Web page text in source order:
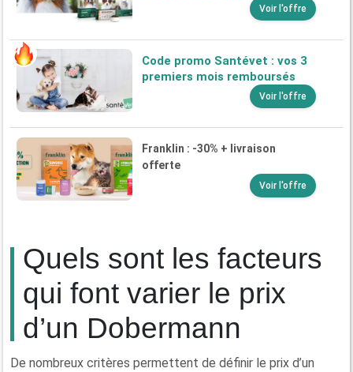
Voir l'offre
Code promo Santévet : vos 3
premiers mois remboursés
Voir l'offre
Franklin : -30% + livraison
offerte
Voir l'offre
Quels sont les facteurs
qui font varier le prix
d’un Dobermann
De nombreux critères permettent de définir le prix d’un